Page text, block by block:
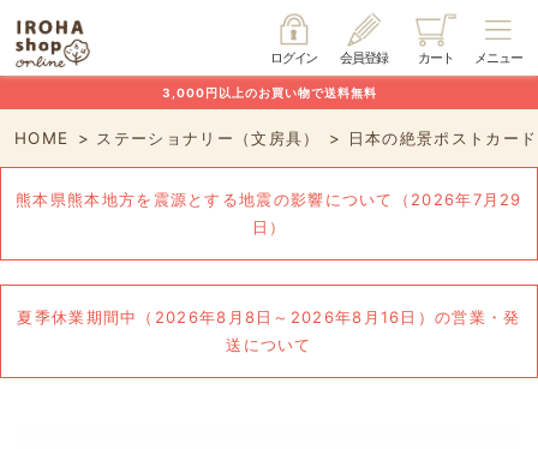
メニュー
カート
会員登録
ログイン
3,000円以上のお買い物で送料無料
HOME ステーショナリー（文房具） 日本の絶景ポストカー
熊本県熊本地方を震源とする地震の影響について（2026年7月29
日）
夏季休業期間中（2026年8月8日～2026年8月16日）の営業・発
送について